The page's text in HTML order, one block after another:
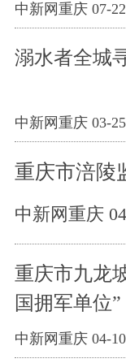
中新网重庆 07-
溺水者全城
中新网重庆 03-
重庆市涪陵
中新网重庆
重庆市九龙
国拥军单位”
中新网重庆 04-